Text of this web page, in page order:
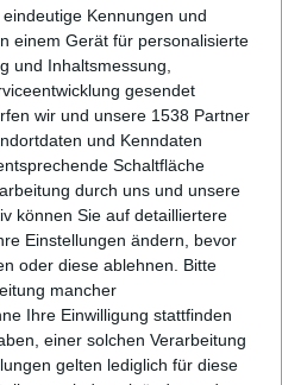
Kennungen und
einem Gerät für personalisierte
und Inhaltsmessung,
gesendet
wir und unsere 1538 Partner
und Kenndaten
Schaltfläche
durch uns und unsere
können Sie auf detailliertere
Einstellungen ändern, bevor
oder diese ablehnen.
Bitte
mancher
Ihre Einwilligung stattfinden
einer solchen Verarbeitung
gelten lediglich für diese